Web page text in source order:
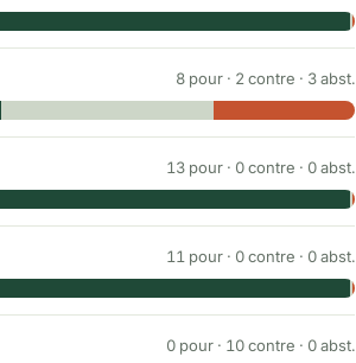
8 pour · 2 contre · 3abst.
13 pour · 0contre · 0abst.
11 pour · 0contre · 0abst.
0 pour · 10contre · 0abst.